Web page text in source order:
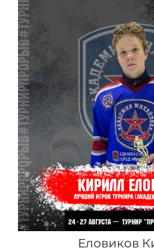
Еловиков